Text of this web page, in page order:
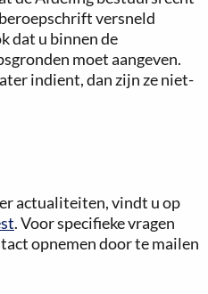
versneld
dat u binnen de
moet aangeven.
indient, dan zijn ze niet-
actualiteiten, vindt u op
. Voor specifieke vragen
opnemen door te mailen